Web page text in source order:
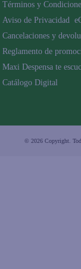
Términos y
Aviso de Privacidad
Cancelaciones y
Reglamento de
Maxi Despensa te
Catálogo Digital
© 2026 Copyright.